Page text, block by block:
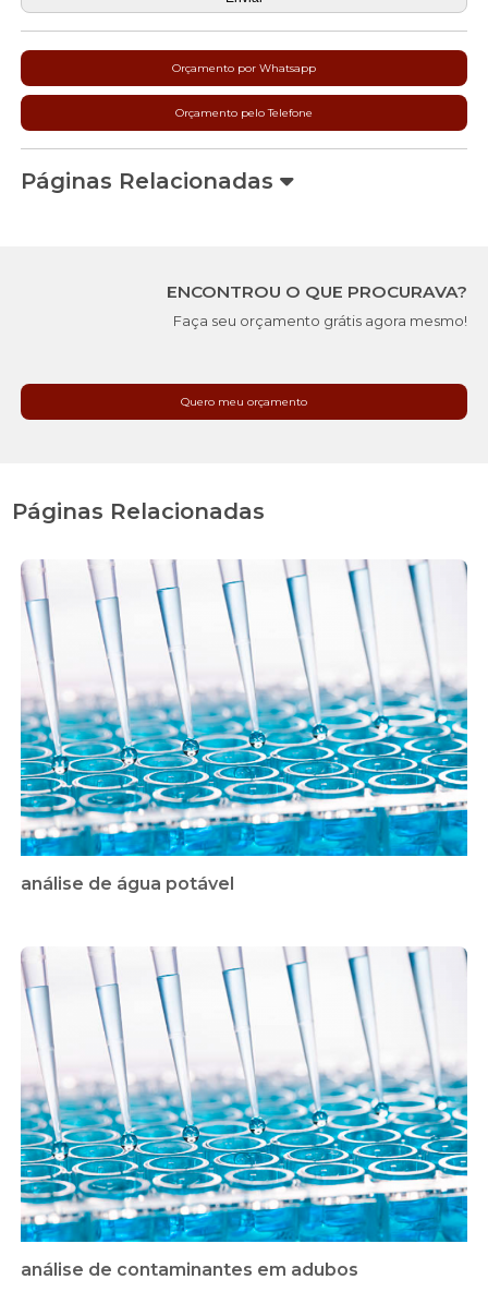
Orçamento por Whatsapp
Orçamento pelo Telefone
Páginas Relacionadas
ENCONTROU O QUE PROCURAVA?
Faça seu orçamento grátis agora mesmo!
Quero meu orçamento
Páginas Relacionadas
análise de água potável
análise de contaminantes em adubos